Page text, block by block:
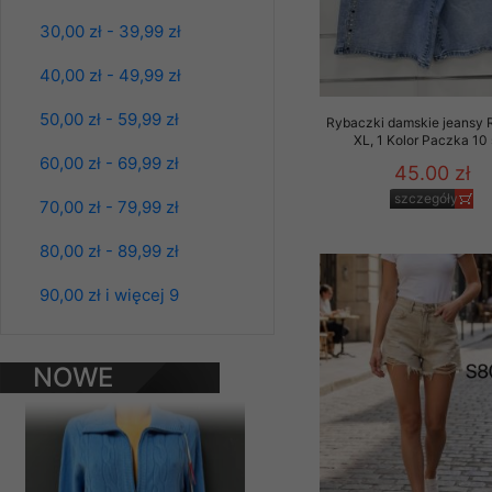
30,00 zł - 39,99 zł
40,00 zł - 49,99 zł
50,00 zł - 59,99 zł
60,00 zł - 69,99 zł
70,00 zł - 79,99 zł
80,00 zł - 89,99 zł
90,00 zł i więcej 9
NOWE
PRODUKTY
Paczka 10 szt
39.00 zł
szczegóły
Rybaczki damskie jeansy
XL, 1 Kolor Paczka 10
45.00 zł
szczegóły
Materiały
szczególności
zawierającego
naszym Sklepie.
Wszelkie pytania,